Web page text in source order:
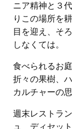
ニア精神と３
りこの場所を
目を迎え、そ
しなくては。
食べられるお
折々の果樹、
カルチャーの
週末レストラ
ュ ディセッ